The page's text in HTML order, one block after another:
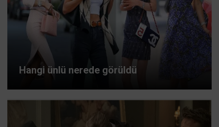
Hangi ünlü nerede görüldü